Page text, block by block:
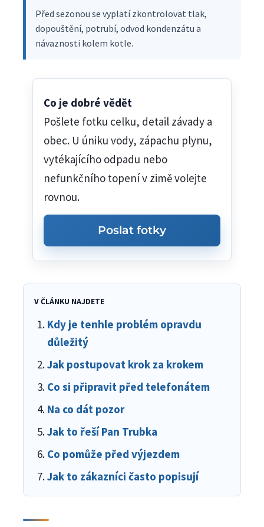
Před sezonou se vyplatí zkontrolovat tlak,
dopouštění, potrubí, odvod kondenzátu a
návaznosti kolem kotle.
Co je dobré vědět
Pošlete fotku celku, detail závady a
obec. U úniku vody, zápachu plynu,
vytékajícího odpadu nebo
nefunkčního topení v zimě volejte
rovnou.
Poslat fotky
V ČLÁNKU NAJDETE
Kdy je tenhle problém opravdu
důležitý
Jak postupovat krok za krokem
Co si připravit před telefonátem
Na co dát pozor
Jak to řeší Pan Trubka
Co pomůže před výjezdem
Jak to zákazníci často popisují